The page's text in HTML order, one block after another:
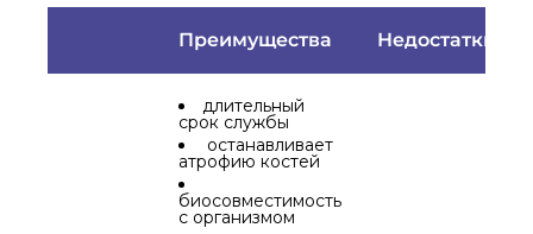
Преимущества Недостатки
длительный
срок службы
останавливает
атрофию костей
биосовместимость
с организмом